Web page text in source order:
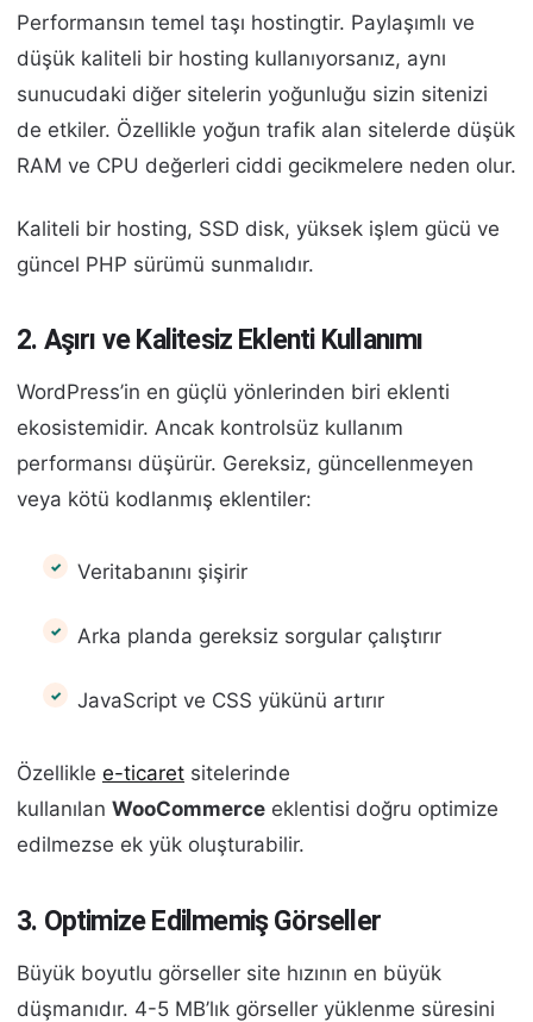
Performansın temel taşı hostingtir. Paylaşımlı ve
düşük kaliteli bir hosting kullanıyorsanız, aynı
sunucudaki diğer sitelerin yoğunluğu sizin sitenizi
de etkiler. Özellikle yoğun trafik alan sitelerde düşük
RAM ve CPU değerleri ciddi gecikmelere neden olur.
Kaliteli bir hosting, SSD disk, yüksek işlem gücü ve
güncel PHP sürümü sunmalıdır.
2. Aşırı ve Kalitesiz Eklenti Kullanımı
WordPress’in en güçlü yönlerinden biri eklenti
ekosistemidir. Ancak kontrolsüz kullanım
performansı düşürür. Gereksiz, güncellenmeyen
veya kötü kodlanmış eklentiler:
Veritabanını şişirir
Arka planda gereksiz sorgular çalıştırır
JavaScript ve CSS yükünü artırır
Özellikle e-ticaret sitelerinde
kullanılan WooCommerce eklentisi doğru optimize
edilmezse ek yük oluşturabilir.
3. Optimize Edilmemiş Görseller
Büyük boyutlu görseller site hızının en büyük
düşmanıdır. 4-5 MB’lık görseller yüklenme süresini